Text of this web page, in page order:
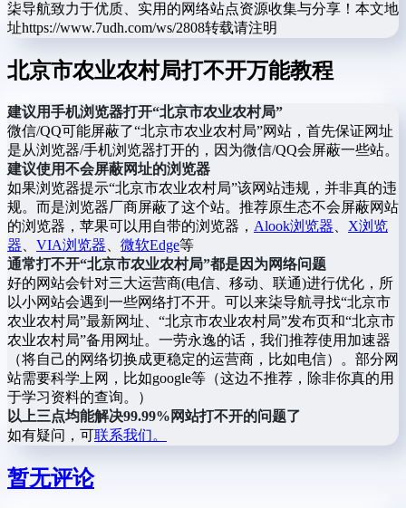
柒导航致力于优质、实用的网络站点资源收集与分享！ 本文地
址https://www.7udh.com/ws/2808转载请注明
北京市农业农村局打不开万能教程
建议用手机浏览器打开“北京市农业农村局”
微信/QQ可能屏蔽了“北京市农业农村局”网站，首先保证网址
是从浏览器/手机浏览器打开的，因为微信/QQ会屏蔽一些站。
建议使用不会屏蔽网址的浏览器
如果浏览器提示“北京市农业农村局”该网站违规，并非真的违
规。而是浏览器厂商屏蔽了这个站。推荐原生态不会屏蔽网站
的浏览器，苹果可以用自带的浏览器， Alook浏览器
X浏览
器
VIA浏览器 微软Edge等
通常打不开“北京市农业农村局”都是因为网络问题
好的网站会针对三大运营商(电信、移动、联通)进行优化，所
以小网站会遇到一些网络打不开。可以来柒导航寻找“北京市
农业农村局”最新网址、“北京市农业农村局”发布页和“北京市
农业农村局”备用网址。一劳永逸的话，我们推荐使用加速器
（将自己的网络切换成更稳定的运营商，比如电信）。部分网
站需要科学上网，比如google等（这边不推荐，除非你真的用
于学习资料的查询。）
以上三点均能解决99.99%网站打不开的问题了
如有疑问，可联系我们。
暂无评论